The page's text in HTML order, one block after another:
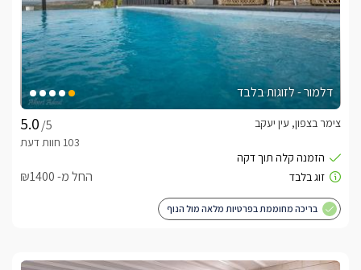
דלמור - לזוגות בלבד
/5
צימר בצפון, עין יעקב
החל מ- ₪1400
בריכה מחוממת בפרטיות מלאה מול הנוף